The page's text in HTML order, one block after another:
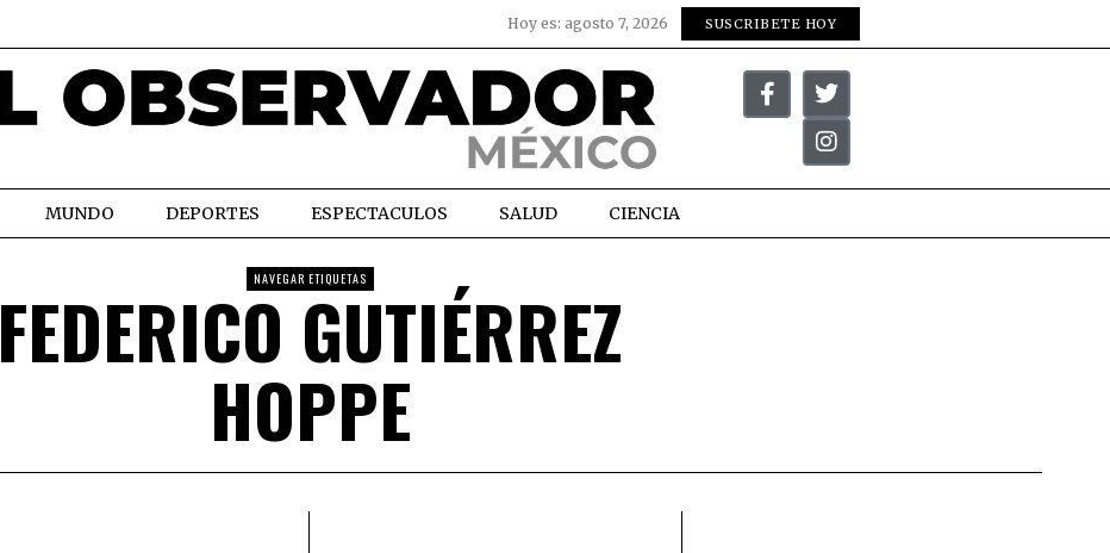
Hoy es: agosto 7, 2026 SUSCRIBETE HOY
MUNDO DEPORTES ESPECTACULOS SALUD CIENCIA
NAVEGAR ETIQUETAS
FEDERICO GUTIÉRREZ
HOPPE